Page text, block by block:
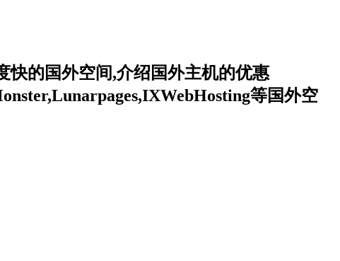
快的国外空间,介绍国外主机的优惠
等国外空